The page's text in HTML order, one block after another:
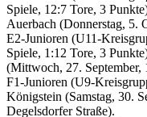
Spiele, 12:7 Tore, 3
Auerbach (Donnerstag, 5.
E2-Junioren (U11-
Spiele, 1:12 Tore, 3
(Mittwoch, 27.
F1-Junioren (U9-
Königstein (Samstag, 30.
Degelsdorfer Straße).